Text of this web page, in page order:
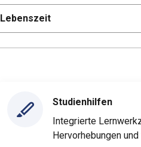
Lebenszeit
Studienhilfen
Integrierte
Hervorhebungen